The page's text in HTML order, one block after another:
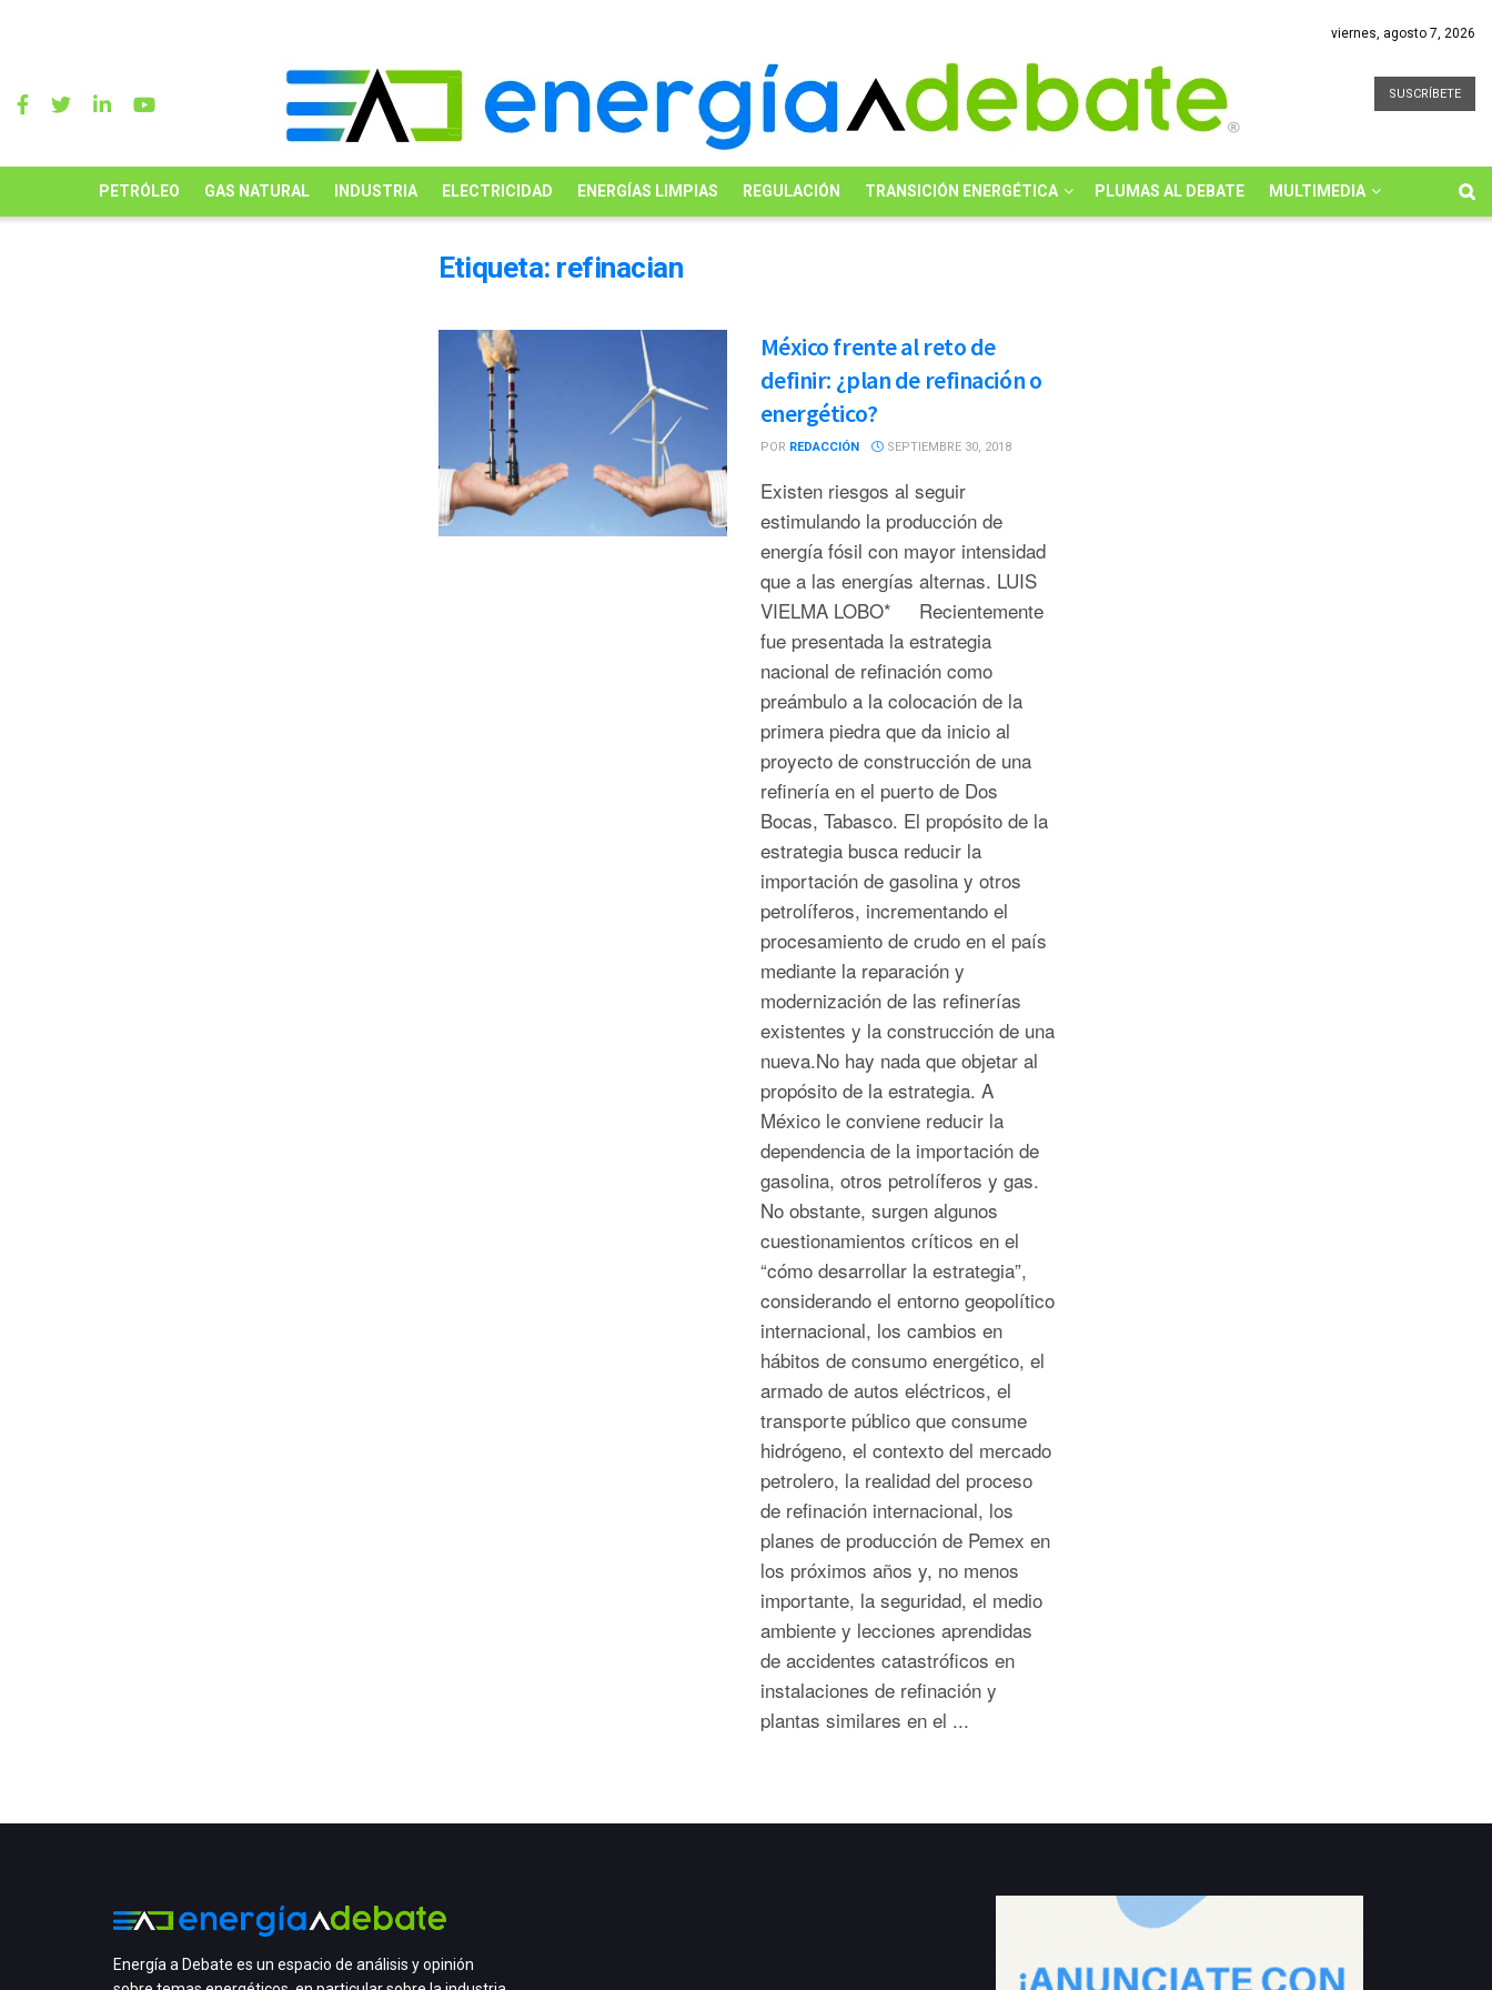
viernes, agosto 7, 2026
SUSCRÍBETE
PETRÓLEO GAS NATURAL INDUSTRIA ELECTRICIDAD ENERGÍAS LIMPIAS REGULACIÓN TRANSICIÓN ENERGÉTICA PLUMAS AL DEBATE MULTIMEDIA
Etiqueta: refinacian
México frente al reto de
definir: ¿plan de refinación o
energético?
POR REDACCIÓN SEPTIEMBRE 30, 2018
Existen riesgos al seguir
estimulando la producción de
energía fósil con mayor intensidad
que a las energías alternas. LUIS
VIELMA LOBO* Recientemente
fue presentada la estrategia
nacional de refinación como
preámbulo a la colocación de la
primera piedra que da inicio al
proyecto de construcción de una
refinería en el puerto de Dos
Bocas, Tabasco. El propósito de la
estrategia busca reducir la
importación de gasolina y otros
petrolíferos, incrementando el
procesamiento de crudo en el país
mediante la reparación y
modernización de las refinerías
existentes y la construcción de una
nueva.No hay nada que objetar al
propósito de la estrategia. A
México le conviene reducir la
dependencia de la importación de
gasolina, otros petrolíferos y gas.
No obstante, surgen algunos
cuestionamientos críticos en el
“cómo desarrollar la estrategia”,
considerando el entorno geopolítico
internacional, los cambios en
hábitos de consumo energético, el
armado de autos eléctricos, el
transporte público que consume
hidrógeno, el contexto del mercado
petrolero, la realidad del proceso
de refinación internacional, los
planes de producción de Pemex en
los próximos años y, no menos
importante, la seguridad, el medio
ambiente y lecciones aprendidas
de accidentes catastróficos en
instalaciones de refinación y
plantas similares en el ...
Energía a Debate es un espacio de análisis y opinión